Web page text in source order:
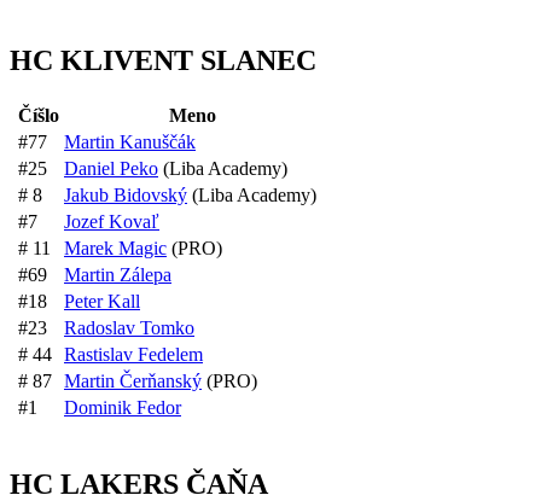
HC KLIVENT SLANEC
Číšlo
Meno
#77
Martin Kanuščák
#25 Daniel Peko (Liba Academy)
# 8 Jakub Bidovský (Liba Academy)
#7
Jozef Kovaľ
# 11 Marek Magic (PRO)
#69
Martin Zálepa
#18
Peter Kall
#23
Radoslav Tomko
# 44 Rastislav Fedelem
# 87 Martin Čerňanský (PRO)
#1 Dominik Fedor
HC LAKERS ČAŇA